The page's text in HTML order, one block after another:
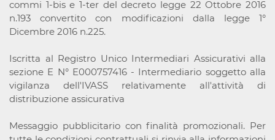
commi 1-bis e 1-ter del decreto legge 22 Ottobre 2016
n.193 convertito con modificazioni dalla legge 1°
Dicembre 2016 n.225.
Iscritta al Registro Unico Intermediari Assicurativi alla
sezione E N° E000757416 - Intermediario soggetto alla
vigilanza dell'IVASS relativamente all'attività di
distribuzione assicurativa
Messaggio pubblicitario con finalità promozionali. Per